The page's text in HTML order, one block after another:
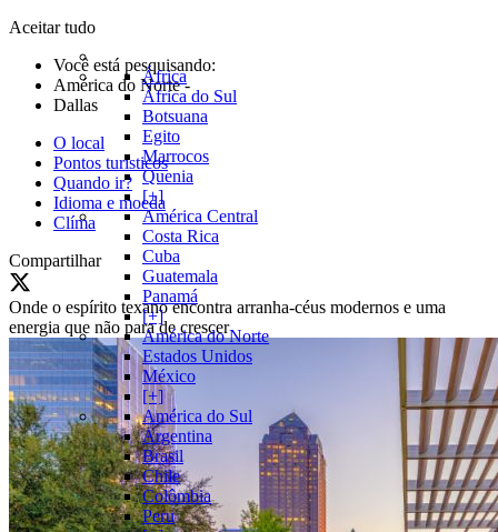
África
África do Sul
Botsuana
Egito
Marrocos
Quenia
[+]
América Central
Costa Rica
Cuba
Guatemala
Panamá
[+]
América do Norte
Estados Unidos
México
[+]
América do Sul
Argentina
Brasil
Chile
Colômbia
Peru
Aceitar tudo
Você está pesquisando:
América do Norte-
Dallas
O local
Pontos turísticos
Quando ir?
Idioma e moeda
Clíma
Compartilhar
Onde o espírito texano encontra arranha-céus modernos e uma
energia que não para de crescer